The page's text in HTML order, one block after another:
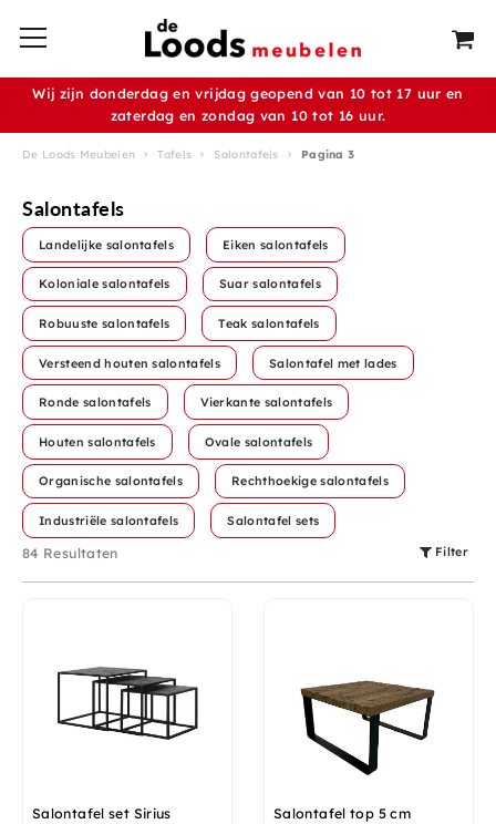
Wij zijn donderdag en vrijdag geopend van 10 tot 17 uur en
zaterdag en zondag van 10 tot 16 uur.
De Loods Meubelen Tafels Salontafels Pagina 3
Salontafels
Landelijke salontafels Eiken salontafels
Koloniale salontafels Suar salontafels
Robuuste salontafels Teak salontafels
Versteend houten salontafels Salontafel met lades
Ronde salontafels Vierkante salontafels
Houten salontafels Ovale salontafels
Organische salontafels Rechthoekige salontafels
Industriële salontafels Salontafel sets
84 Resultaten Filter
Salontafel set Sirius Salontafel top 5 cm